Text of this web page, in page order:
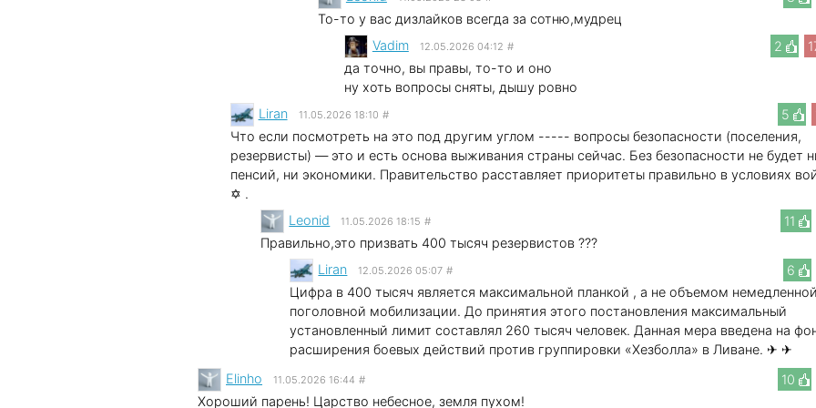
То-то у вас дизлайков всегда за сотню,мудрец
2
Vadim 12.05.2026 04:12 #
да точно, вы правы, то-то и оно
ну хоть вопросы сняты, дышу ровно
5
Liran 11.05.2026 18:10 #
Что если посмотреть на это под другим углом ----- вопросы безопасности (поселения,
резервисты) — это и есть основа выживания страны сейчас. Без безопасности не будет
пенсий, ни экономики. Правительство расставляет приоритеты правильно в условиях
✡ .
11
Leonid 11.05.2026 18:15 #
Правильно,это призвать 400 тысяч резервистов ???
6
Liran 12.05.2026 05:07 #
Цифра в 400 тысяч является максимальной планкой , а не объемом
поголовной мобилизации. До принятия этого постановления максимальный
установленный лимит составлял 260 тысяч человек. Данная мера введена на
расширения боевых действий против группировки «Хезболла» в Ливане. ✈ ✈
10
Elinho 11.05.2026 16:44 #
Хороший парень! Царство небесное, земля пухом!